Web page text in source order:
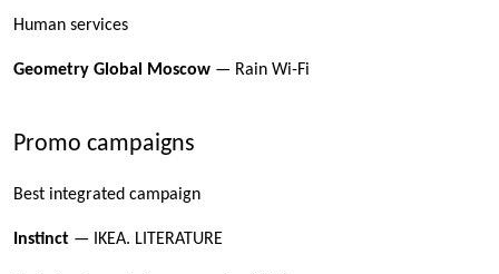
Human services
Geometry Global Moscow — Rain Wi-Fi
Promo campaigns
Best integrated campaign
Instinct — IKEA. LITERATURE